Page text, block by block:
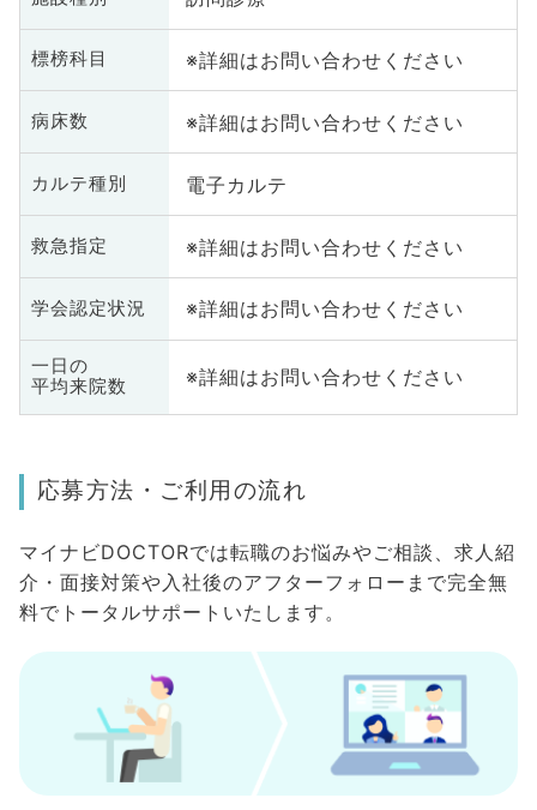
標榜科目 ※詳細はお問い合わせください
病床数 ※詳細はお問い合わせください
カルテ種別 電子カルテ
救急指定 ※詳細はお問い合わせください
学会認定状況 ※詳細はお問い合わせください
一日の
平均来院数
※詳細はお問い合わせください
応募方法・ご利用の流れ
マイナビDOCTORでは転職のお悩みやご相談、求人紹
介・面接対策や入社後のアフターフォローまで完全無
料でトータルサポートいたします。